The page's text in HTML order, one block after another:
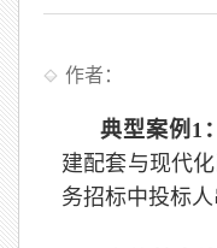
作者：
典型案例1：
建配套与现代
务招标中投标